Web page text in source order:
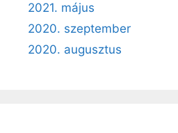
2021. május
2020. szeptember
2020. augusztus